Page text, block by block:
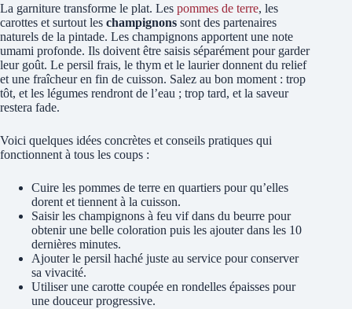
La garniture transforme le plat. Les pommes de terre, les
carottes et surtout les champignons sont des partenaires
naturels de la pintade. Les champignons apportent une note
umami profonde. Ils doivent être saisis séparément pour garder
leur goût. Le persil frais, le thym et le laurier donnent du relief
et une fraîcheur en fin de cuisson. Salez au bon moment : trop
tôt, et les légumes rendront de l’eau ; trop tard, et la saveur
restera fade.
Voici quelques idées concrètes et conseils pratiques qui
fonctionnent à tous les coups :
Cuire les pommes de terre en quartiers pour qu’elles
dorent et tiennent à la cuisson.
Saisir les champignons à feu vif dans du beurre pour
obtenir une belle coloration puis les ajouter dans les 10
dernières minutes.
Ajouter le persil haché juste au service pour conserver
sa vivacité.
Utiliser une carotte coupée en rondelles épaisses pour
une douceur progressive.